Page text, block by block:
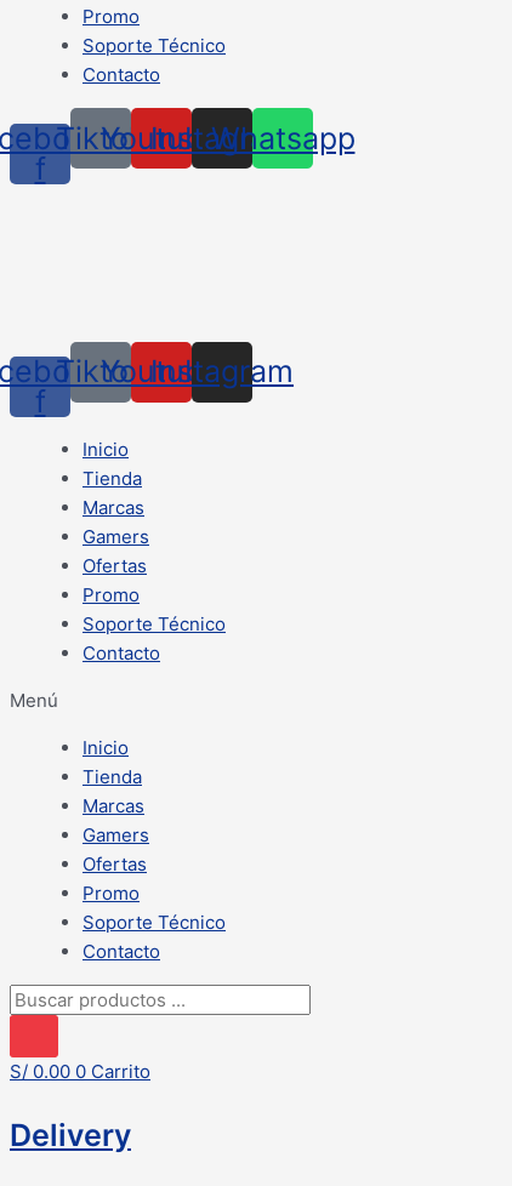
Promo
Soporte Técnico
Contacto
f
TiktokYoutube
Instagram
Whatsapp
f
TiktokYoutube
Instagram
Inicio
Tienda
Marcas
Gamers
Ofertas
Promo
Soporte Técnico
Contacto
Menú
Inicio
Tienda
Marcas
Gamers
Ofertas
Promo
Soporte Técnico
Contacto
Búsqueda
productos
S/ 0.00 0 Carrito
Delivery